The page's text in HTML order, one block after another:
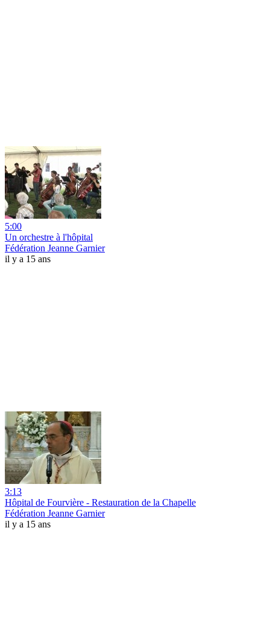
5:00
Un orchestre à l'hôpital
Fédération Jeanne Garnier
il y a 15 ans
3:13
Hôpital de Fourvière - Restauration de la Chapelle
Fédération Jeanne Garnier
il y a 15 ans